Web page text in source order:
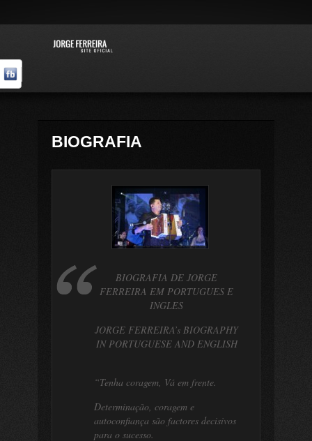
BIOGRAFIA
BIOGRAFIA DE JORGE
FERREIRA EM PORTUGUES E
INGLES
JORGE FERREIRA’s BIOGRAPHY
IN PORTUGUESE AND ENGLISH
“Tenha coragem, Vá em frente.
Determinação, coragem e
autoconfiança são factores decisivos
para o sucesso.